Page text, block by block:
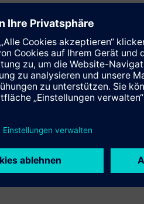
und
Encana zehn DATUM-
konzipiert war.
https://sie.ag/2ORY764